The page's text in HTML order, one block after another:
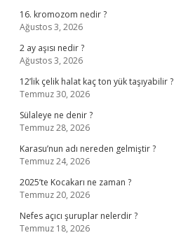
16. kromozom nedir ?
Ağustos 3, 2026
2 ay aşısı nedir ?
Ağustos 3, 2026
12’lik çelik halat kaç ton yük taşıyabilir ?
Temmuz 30, 2026
Sülaleye ne denir ?
Temmuz 28, 2026
Karasu’nun adı nereden gelmiştir ?
Temmuz 24, 2026
2025’te Kocakarı ne zaman ?
Temmuz 20, 2026
Nefes açıcı şuruplar nelerdir ?
Temmuz 18, 2026